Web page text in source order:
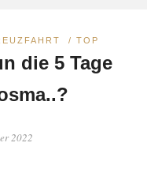
/ TOP
die 5 Tage
2022